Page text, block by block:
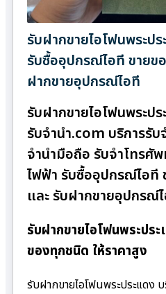
รับฝากขายไอโฟนพระป
รับซื้ออุปกรณ์ไอที ขายข
ฝากขายอุปกรณ์ไอที
รับฝากขายไอโฟนพระป
รับจํานํา.com บริการรั
จำนำมือถือ รับจำโทรศัพ
ไฟฟ้า รับซื้ออุปกรณ์ไอที
และ รับฝากขายอุปกรณ์
รับฝากขายไอโฟนพระปร
ของทุกชนิด ให้ราคาสูง
รับฝากขายไอโฟนพระประแดง